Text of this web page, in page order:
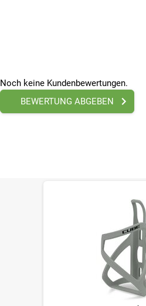
Noch keine Kundenbewertungen.
BEWERTUNG ABGEBEN